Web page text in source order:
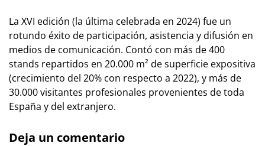
La XVI edición (la última celebrada en 2024) fue un
rotundo éxito de participación, asistencia y difusión en
medios de comunicación. Contó con más de 400
stands repartidos en 20.000 m² de superficie expositiva
(crecimiento del 20% con respecto a 2022), y más de
30.000 visitantes profesionales provenientes de toda
España y del extranjero.
Deja un comentario